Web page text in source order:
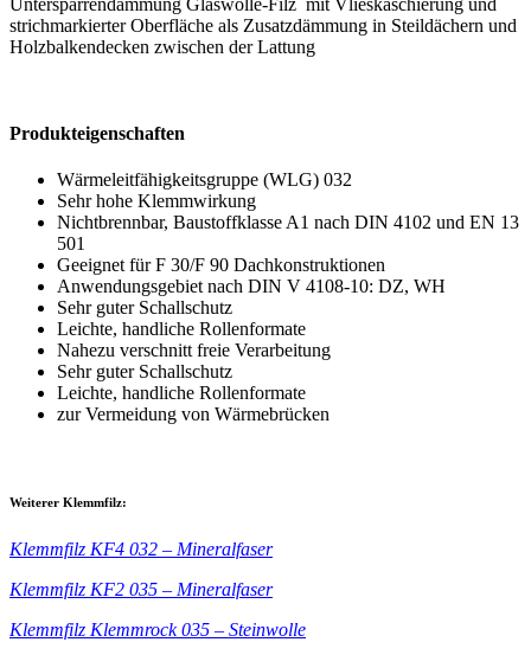
strichmarkierter Oberfläche als Zusatzdämmung in Steildächern und
Holzbalkendecken zwischen der Lattung
Produkteigenschaften
Wärmeleitfähigkeitsgruppe (WLG) 032
Sehr hohe Klemmwirkung
Nichtbrennbar, Baustoffklasse A1 nach DIN 4102 und EN 13
501
Geeignet für F 30/F 90 Dachkonstruktionen
Anwendungsgebiet nach DIN V 4108-10: DZ, WH
Sehr guter Schallschutz
Leichte, handliche Rollenformate
Nahezu verschnitt freie Verarbeitung
Sehr guter Schallschutz
Leichte, handliche Rollenformate
zur Vermeidung von Wärmebrücken
Weiterer Klemmfilz:
Klemmfilz KF4 032 – Mineralfaser
Klemmfilz KF2 035 – Mineralfaser
Klemmfilz Klemmrock 035 – Steinwolle